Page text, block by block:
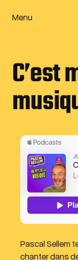
e
e
r
Menu
C’est
Pascal Sellem
chanter dans